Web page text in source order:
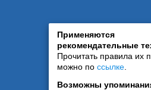
Применяются
рекомендательные
Прочитать правила их
можно по ссылке
Возможны